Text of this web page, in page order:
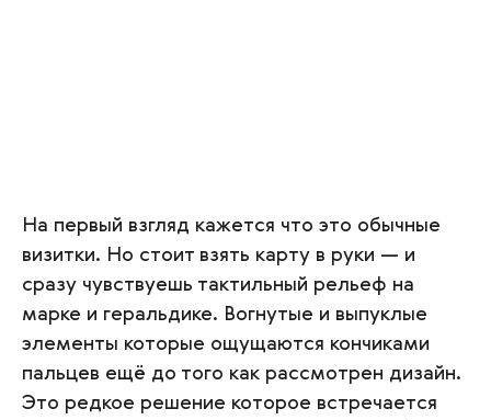
На первый взгляд кажется что это обычные
визитки. Но стоит взять карту в руки — и
сразу чувствуешь тактильный рельеф на
марке и геральдике. Вогнутые и выпуклые
элементы которые ощущаются кончиками
пальцев ещё до того как рассмотрен дизайн.
Это редкое решение которое встречается